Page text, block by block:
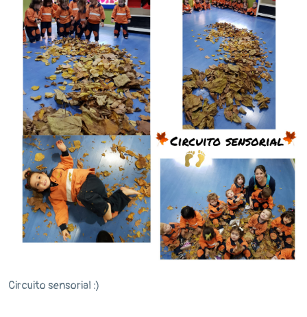
Circuito sensorial :)